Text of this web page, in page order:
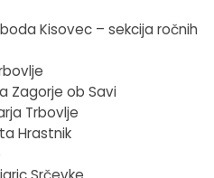
Kisovec – sekcija ročnih
Zagorje ob Savi
Trbovlje
Hrastnik